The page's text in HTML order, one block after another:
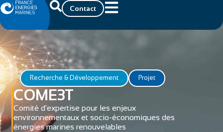
Contact
Recherche & Développement Projet
COME3T
Comité d’expertise pour les enjeux
environnementaux et socio-économiques des
énergies marines renouvelables